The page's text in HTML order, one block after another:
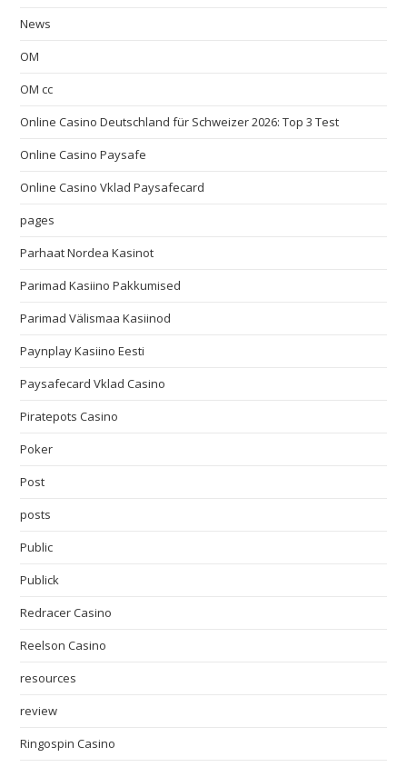
News
OM
OM cc
Online Casino Deutschland für Schweizer 2026: Top 3 Test
Online Casino Paysafe
Online Casino Vklad Paysafecard
pages
Parhaat Nordea Kasinot
Parimad Kasiino Pakkumised
Parimad Välismaa Kasiinod
Paynplay Kasiino Eesti
Paysafecard Vklad Casino
Piratepots Casino
Poker
Post
posts
Public
Publick
Redracer Casino
Reelson Casino
resources
review
Ringospin Casino